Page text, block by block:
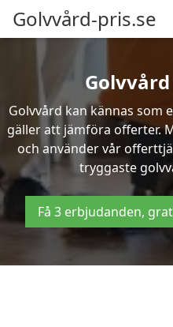
Golvvård-pris.se
Golvvård kan kännas som
gäller att jämföra offerter.
och använder vår
tryggaste
Få 3 erbjudanden,